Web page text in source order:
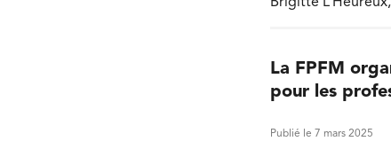
La FPFM
pour les
Publié le 7 mars 2025